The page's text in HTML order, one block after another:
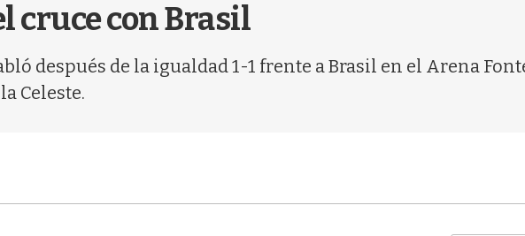
cruce con Brasil
después de la igualdad 1-1 frente a Brasil en el Arena
Celeste.